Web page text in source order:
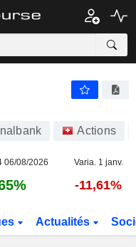
CHF
Actions
06/08/2026 Varia. 1 janv.
-11,61%
Actualités